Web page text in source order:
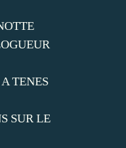
TENES
SUR LE